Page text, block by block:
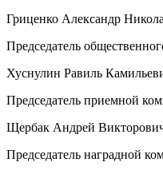
Гриценко Александр
Председатель
Хуснулин Равиль
Председатель приемной
Щербак Андрей
Председатель наградной